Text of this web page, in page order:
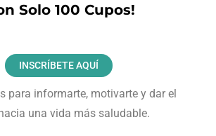
Solo 100 Cupos!
INSCRÍBETE AQUÍ
para informarte, motivarte y dar el
una vida más saludable.